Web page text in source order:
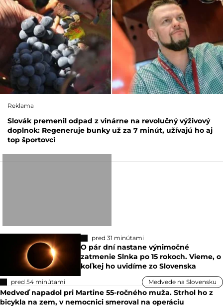
Reklama
Slovák premenil odpad z vinárne na revolučný výživový
doplnok: Regeneruje bunky už za 7 minút, užívajú ho aj
top športovci
pred 31 minútami
O pár dní nastane výnimočné
zatmenie Slnka po 15 rokoch. Vieme, o
koľkej ho uvidíme zo Slovenska
pred 54 minútami Medvede na Slovensku
Medveď napadol pri Martine 55-ročného muža. Strhol ho z
bicykla na zem, v nemocnici smeroval na operáciu